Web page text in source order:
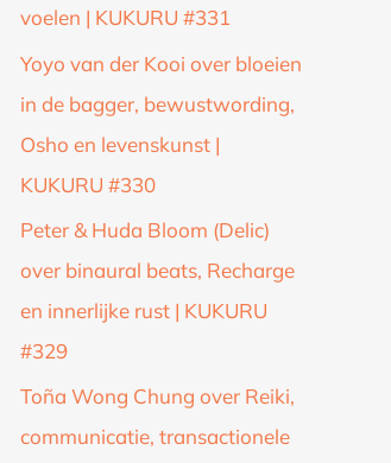
voelen | KUKURU #331
Yoyo van der Kooi over bloeien
in de bagger, bewustwording,
Osho en levenskunst |
KUKURU #330
Peter & Huda Bloom (Delic)
over binaural beats, Recharge
en innerlijke rust | KUKURU
#329
Toña Wong Chung over Reiki,
communicatie, transactionele